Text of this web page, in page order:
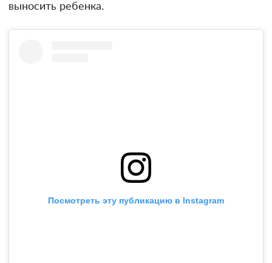
выносить ребенка.
Посмотреть эту публикацию в Instagram